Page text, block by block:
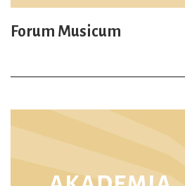
Forum Musicum